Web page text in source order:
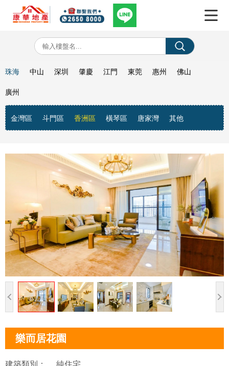
珠海
金灣區 斗門區 香洲區 橫琴區 唐家灣 其他
中山 深圳 肇慶 江門 東莞 惠州 佛山
廣州
樂而居花園
建築類別： 純住宅